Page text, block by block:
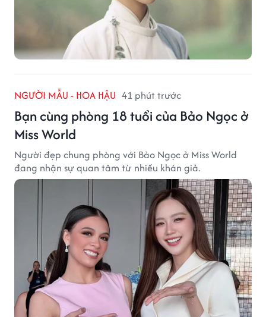
NGƯỜI MẪU - HOA HẬU 41 phút trước
Bạn cùng phòng 18 tuổi của Bảo Ngọc ở
Miss World
Người đẹp chung phòng với Bảo Ngọc ở Miss World
đang nhận sự quan tâm từ nhiều khán giả.